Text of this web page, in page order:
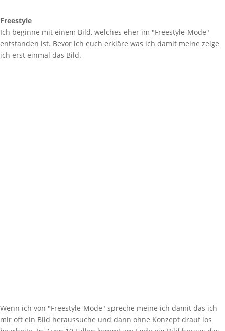
Freestyle
Ich beginne mit einem Bild, welches eher im "Freestyle-Mode"
entstanden ist. Bevor ich euch erkläre was ich damit meine zeige
ich erst einmal das Bild.
Wenn ich von "Freestyle-Mode" spreche meine ich damit das ich
mir oft ein Bild heraussuche und dann ohne Konzept drauf los